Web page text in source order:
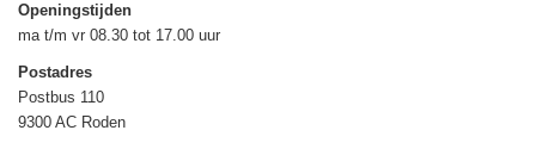
Openingstijden
ma t/m vr 08.30 tot 17.00 uur
Postadres
Postbus 110
9300 AC Roden